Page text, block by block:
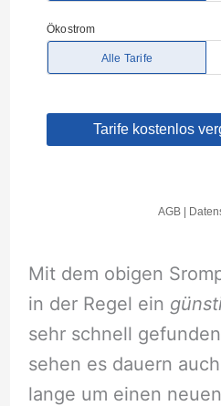
Mit dem obigen
in der Regel ein
sehr schnell
sehen es dauern
lange um einen